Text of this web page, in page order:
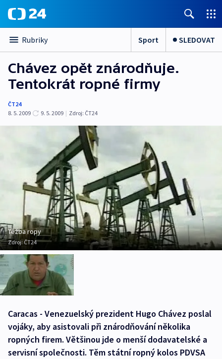
Rubriky Sport SLEDOVAT
Chávez opět znárodňuje.
Tentokrát ropné firmy
ČT24
8. 5. 2009
9. 5. 2009 | Zdroj: ČT24
Těžba ropy
Zdroj: ČT24
Caracas - Venezuelský prezident Hugo Chávez poslal
vojáky, aby asistovali při znárodňování několika
ropných firem. Většinou jde o menší dodavatelské a
servisní společnosti. Těm státní ropný kolos PDVSA